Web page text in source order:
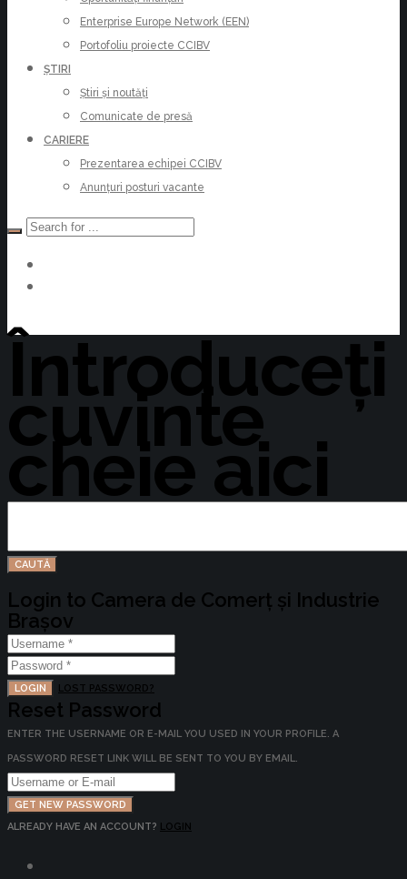
Enterprise Europe Network (EEN)
Portofoliu proiecte CCIBV
ȘTIRI
Știri și noutăți
Comunicate de presă
CARIERE
Prezentarea echipei CCIBV
Anunțuri posturi vacante
Devino Membru
Întroduceți
cuvinte
cheie aici
Login to Camera de Comerț și Industrie
Brașov
LOGIN LOST PASSWORD?
Reset Password
ENTER THE USERNAME OR E-MAIL YOU USED IN YOUR PROFILE. A
PASSWORD RESET LINK WILL BE SENT TO YOU BY EMAIL.
GET NEW PASSWORD
ALREADY HAVE AN ACCOUNT? LOGIN